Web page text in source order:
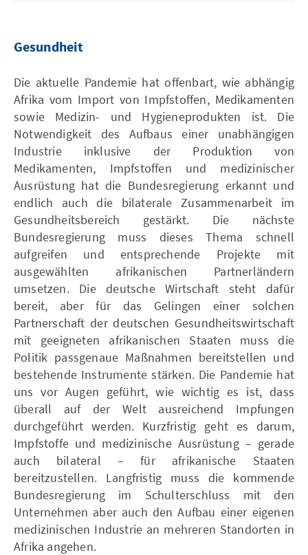
Gesundheit
Die aktuelle Pandemie hat offenbart, wie abhängig
Afrika vom Import von Impfstoffen, Medikamenten
sowie Medizin- und Hygieneprodukten ist. Die
Notwendigkeit des Aufbaus einer unabhängigen
Industrie inklusive der Produktion von
Medikamenten, Impfstoffen und medizinischer
Ausrüstung hat die Bundesregierung erkannt und
endlich auch die bilaterale Zusammenarbeit im
Gesundheitsbereich gestärkt. Die nächste
Bundesregierung muss dieses Thema schnell
aufgreifen und entsprechende Projekte mit
ausgewählten afrikanischen Partnerländern
umsetzen. Die deutsche Wirtschaft steht dafür
bereit, aber für das Gelingen einer solchen
Partnerschaft der deutschen Gesundheitswirtschaft
mit geeigneten afrikanischen Staaten muss die
Politik passgenaue Maßnahmen bereitstellen und
bestehende Instrumente stärken. Die Pandemie hat
uns vor Augen geführt, wie wichtig es ist, dass
überall auf der Welt ausreichend Impfungen
durchgeführt werden. Kurzfristig geht es darum,
Impfstoffe und medizinische Ausrüstung – gerade
auch bilateral – für afrikanische Staaten
bereitzustellen. Langfristig muss die kommende
Bundesregierung im Schulterschluss mit den
Unternehmen aber auch den Aufbau einer eigenen
medizinischen Industrie an mehreren Standorten in
Afrika angehen.